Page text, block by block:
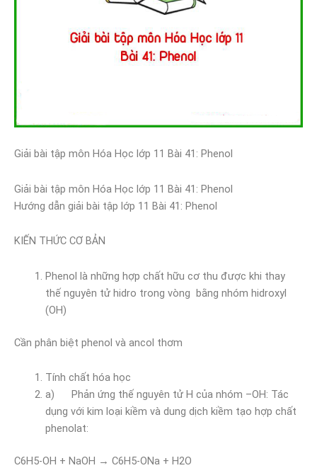
Giải bài tập môn Hóa Học lớp 11 Bài 41: Phenol
Giải bài tập môn Hóa Học lớp 11 Bài 41: Phenol
Hướng dẫn giải bài tập lớp 11 Bài 41: Phenol
KIẾN THỨC CƠ BẢN
Phenol là những hợp chất hữu cơ thu được khi thay
thế nguyên tử hidro trong vòng bằng nhóm hidroxyl
(OH)
Cần phân biệt phenol và ancol thơm
Tính chất hóa học
a) Phản ứng thế nguyên tử H của nhóm –OH: Tác
dụng với kim loại kiềm và dung dịch kiềm tạo hợp chất
phenolat:
C6H5-OH + NaOH → C6H5-ONa + H2O